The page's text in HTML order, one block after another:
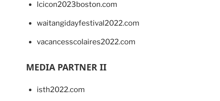
lcicon2023boston.com
waitangidayfestival2022.com
vacancesscolaires2022.com
MEDIA PARTNER II
isth2022.com